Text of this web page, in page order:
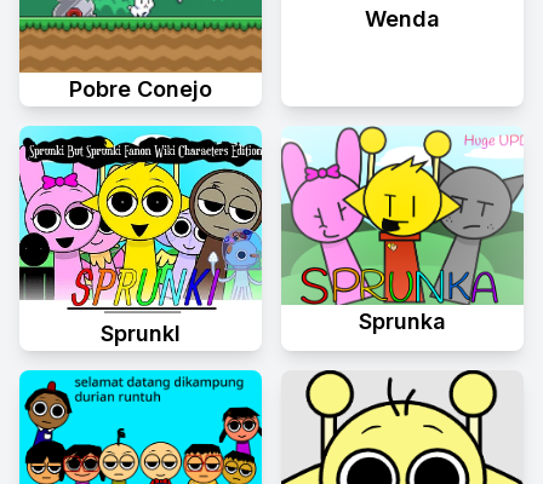
Pobre Conejo
Wenda
Sprunkl
Sprunka